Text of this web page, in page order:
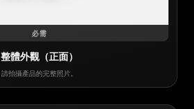
必需
整體外觀（正面）
請拍攝產品的完整照片。